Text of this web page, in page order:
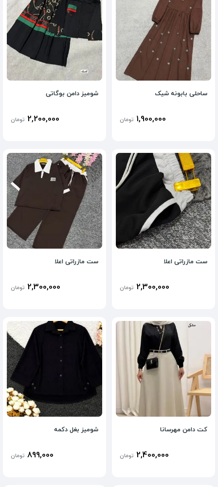
ساحلی بابونه شیک
1,900,000 تومان
شومیز دامن بوگاتی
2,200,000 تومان
ست مازراتی اعلا
2,300,000 تومان
ست مازراتی اعلا
2,300,000 تومان
کت دامن مهرسانا
2,400,000 تومان
شومیز بغل دکمه
899,000 تومان